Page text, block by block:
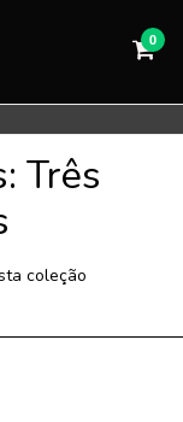
0
Três
coleção